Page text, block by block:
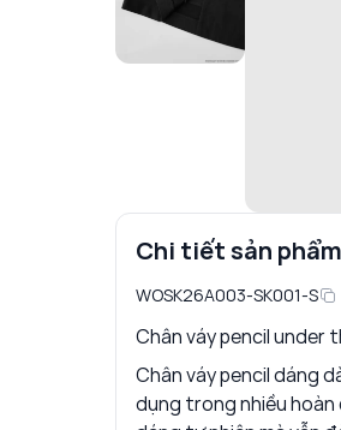
Chi tiết sản phẩm
WOSK26A003-SK001-S
Chân váy pencil under
Chân váy pencil dáng
dụng trong nhiều